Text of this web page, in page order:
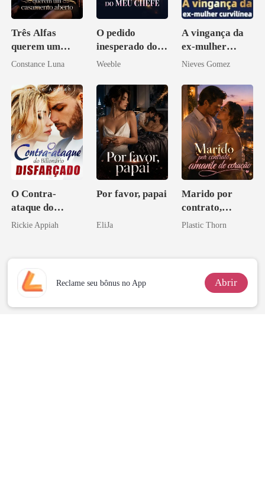
Três Alfas
querem um
casamento
Constance Luna
O pedido
inesperado do
meu chefe
Weeble
A vingança da
ex-mulher
curvilínea
Nieves Gomez
O Contra-
ataque do
Bilionário
Rickie Appiah
Por favor, papai
EliJa
Marido por
contrato,
amante de
Plastic Thorn
Reclame seu bônus no App Abrir